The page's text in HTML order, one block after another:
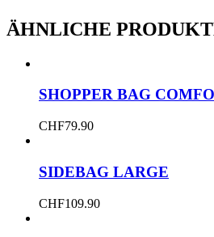
ÄHNLICHE
SHOPPER BAG
CHF79.90
SIDEBAG LARGE
CHF109.90